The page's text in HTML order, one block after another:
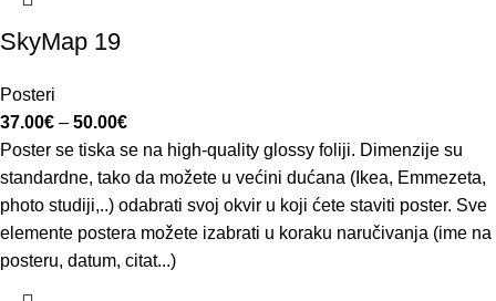
SkyMap 19
Posteri
37.00€ – 50.00€
Poster se tiska se na high-quality glossy foliji. Dimenzije su
standardne, tako da možete u većini dućana (Ikea, Emmezeta,
photo studiji,..) odabrati svoj okvir u koji ćete staviti poster. Sve
elemente postera možete izabrati u koraku naručivanja (ime na
posteru, datum, citat...)